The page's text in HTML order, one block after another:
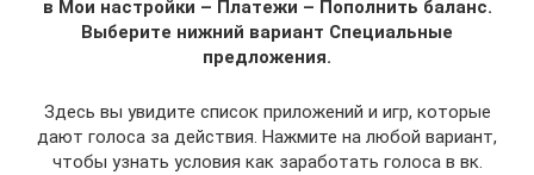
в Мои настройки – Платежи – Пополнить баланс.
Выберите нижний вариант Специальные
предложения.
Здесь вы увидите список приложений и игр, которые
дают голоса за действия. Нажмите на любой вариант,
чтобы узнать условия как заработать голоса в вк.